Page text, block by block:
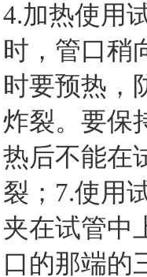
4.加热使用
时，管口稍
时要预热，
炸裂。要保
热后不能在
裂；7.使用
夹在试管中
口的那端的